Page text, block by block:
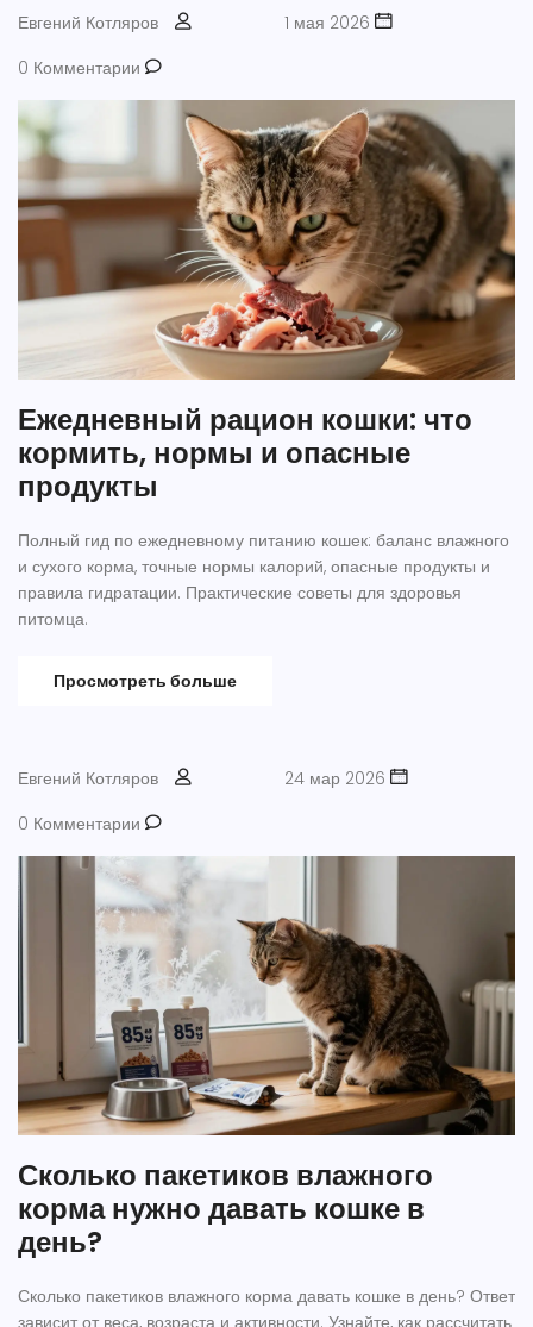
Евгений Котляров
1 мая 2026
0 Комментарии
Ежедневный рацион кошки: что
кормить, нормы и опасные
продукты
Полный гид по ежедневному питанию кошек: баланс влажного
и сухого корма, точные нормы калорий, опасные продукты и
правила гидратации. Практические советы для здоровья
питомца.
Просмотреть больше
Евгений Котляров
24 мар 2026
0 Комментарии
Сколько пакетиков влажного
корма нужно давать кошке в
день?
Сколько пакетиков влажного корма давать кошке в день? Ответ